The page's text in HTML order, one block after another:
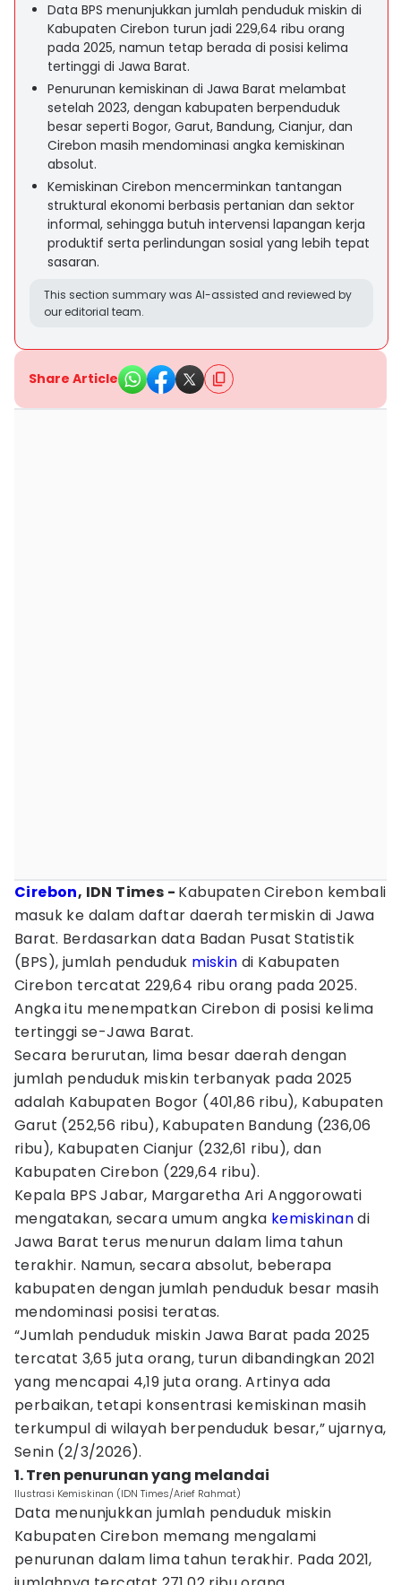
Data BPS menunjukkan jumlah penduduk miskin di
Kabupaten Cirebon turun jadi 229,64 ribu orang
pada 2025, namun tetap berada di posisi kelima
tertinggi di Jawa Barat.
Penurunan kemiskinan di Jawa Barat melambat
setelah 2023, dengan kabupaten berpenduduk
besar seperti Bogor, Garut, Bandung, Cianjur, dan
Cirebon masih mendominasi angka kemiskinan
absolut.
Kemiskinan Cirebon mencerminkan tantangan
struktural ekonomi berbasis pertanian dan sektor
informal, sehingga butuh intervensi lapangan kerja
produktif serta perlindungan sosial yang lebih tepat
sasaran.
This section summary was AI-assisted and reviewed by
our editorial team.
Share Article
Cirebon, IDN Times - Kabupaten Cirebon kembali
masuk ke dalam daftar daerah termiskin di Jawa
Barat. Berdasarkan data Badan Pusat Statistik
(BPS), jumlah penduduk miskin di Kabupaten
Cirebon tercatat 229,64 ribu orang pada 2025.
Angka itu menempatkan Cirebon di posisi kelima
tertinggi se-Jawa Barat.
Secara berurutan, lima besar daerah dengan
jumlah penduduk miskin terbanyak pada 2025
adalah Kabupaten Bogor (401,86 ribu), Kabupaten
Garut (252,56 ribu), Kabupaten Bandung (236,06
ribu), Kabupaten Cianjur (232,61 ribu), dan
Kabupaten Cirebon (229,64 ribu).
Kepala BPS Jabar, Margaretha Ari Anggorowati
mengatakan, secara umum angka kemiskinandi
Jawa Barat terus menurun dalam lima tahun
terakhir. Namun, secara absolut, beberapa
kabupaten dengan jumlah penduduk besar masih
mendominasi posisi teratas.
“Jumlah penduduk miskin Jawa Barat pada 2025
tercatat 3,65 juta orang, turun dibandingkan 2021
yang mencapai 4,19 juta orang. Artinya ada
perbaikan, tetapi konsentrasi kemiskinan masih
terkumpul di wilayah berpenduduk besar,” ujarnya,
Senin (2/3/2026).
1. Tren penurunan yang melandai
Ilustrasi Kemiskinan (IDN Times/Arief Rahmat)
Data menunjukkan jumlah penduduk miskin
Kabupaten Cirebon memang mengalami
penurunan dalam lima tahun terakhir. Pada 2021,